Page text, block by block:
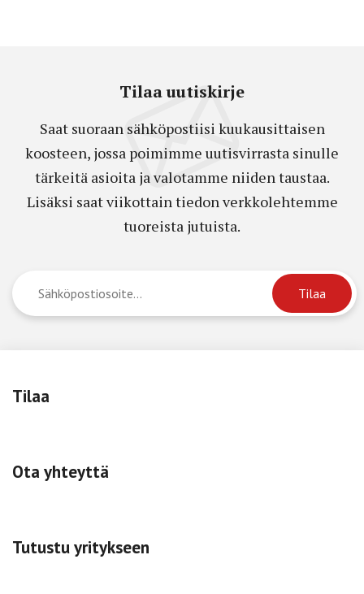
Tilaa uutiskirje
Saat suoraan sähköpostiisi kuukausittaisen
koosteen, jossa poimimme uutisvirrasta sinulle
tärkeitä asioita ja valotamme niiden taustaa.
Lisäksi saat viikottain tiedon verkkolehtemme
tuoreista jutuista.
Tilaa
Ota yhteyttä
Tutustu yritykseen